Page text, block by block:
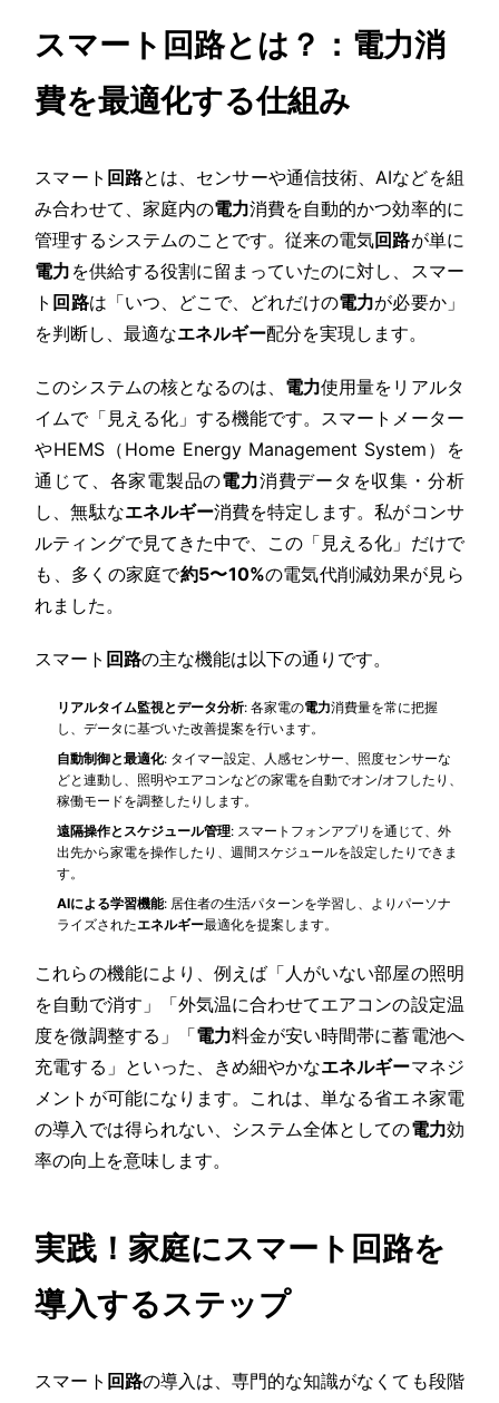
スマート回路とは？：電力消
費を最適化する仕組み
スマート 回路とは、センサーや通信技術、AIなどを組
み合わせて、家庭内の電力消費を自動的かつ効率的に
管理するシステムのことです。従来の電気回路が単に
電力 を供給する役割に留まっていたのに対し、スマー
ト 回路は「いつ、どこで、どれだけの電力が必要か」
を判断し、最適なエネルギー配分を実現します。
このシステムの核となるのは、 電力使用量をリアルタ
イムで「見える化」する機能です。スマートメーター
やHEMS（Home Energy Management System）を
通じて、各家電製品の電力消費データを収集・分析
し、無駄なエネルギー消費を特定します。私がコンサ
ルティングで見てきた中で、この「見える化」だけで
も、多くの家庭で約5〜10%の電気代削減効果が見ら
れました。
スマート 回路の主な機能は以下の通りです。
リアルタイム監視とデータ分析: 各家電の電力消費量を常に把握
し、データに基づいた改善提案を行います。
自動制御と最適化: タイマー設定、人感センサー、照度センサーな
どと連動し、照明やエアコンなどの家電を自動でオン/オフしたり、
稼働モードを調整したりします。
遠隔操作とスケジュール管理: スマートフォンアプリを通じて、外
出先から家電を操作したり、週間スケジュールを設定したりできま
す。
AIによる学習機能: 居住者の生活パターンを学習し、よりパーソナ
ライズされたエネルギー最適化を提案します。
これらの機能により、例えば「人がいない部屋の照明
を自動で消す」「外気温に合わせてエアコンの設定温
度を微調整する」「電力料金が安い時間帯に蓄電池へ
充電する」といった、きめ細やかなエネルギーマネジ
メントが可能になります。これは、単なる省エネ家電
の導入では得られない、システム全体としての電力効
率の向上を意味します。
実践！家庭にスマート回路を
導入するステップ
スマート 回路の導入は、専門的な知識がなくても段階